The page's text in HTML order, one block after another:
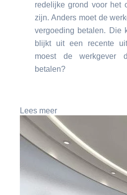
redelijke grond voor het
zijn. Anders moet de
vergoeding betalen. Die
blijkt uit een recente
moest de werkgever
betalen?
Lees meer